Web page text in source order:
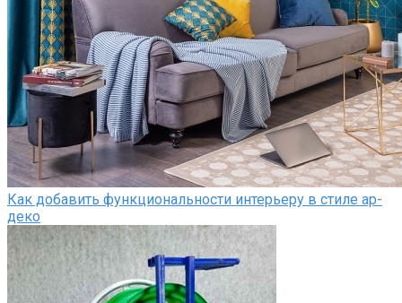
Как добавить функциональности интерьеру в стиле ар-
деко